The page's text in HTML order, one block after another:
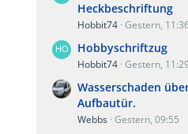
Heckbeschriftung
Hobbit74 Gestern,
Hobbyschriftzug
Hobbit74 Gestern, 11:29
Wasserschaden
Aufbautür.
Webbs Gestern, 09:55